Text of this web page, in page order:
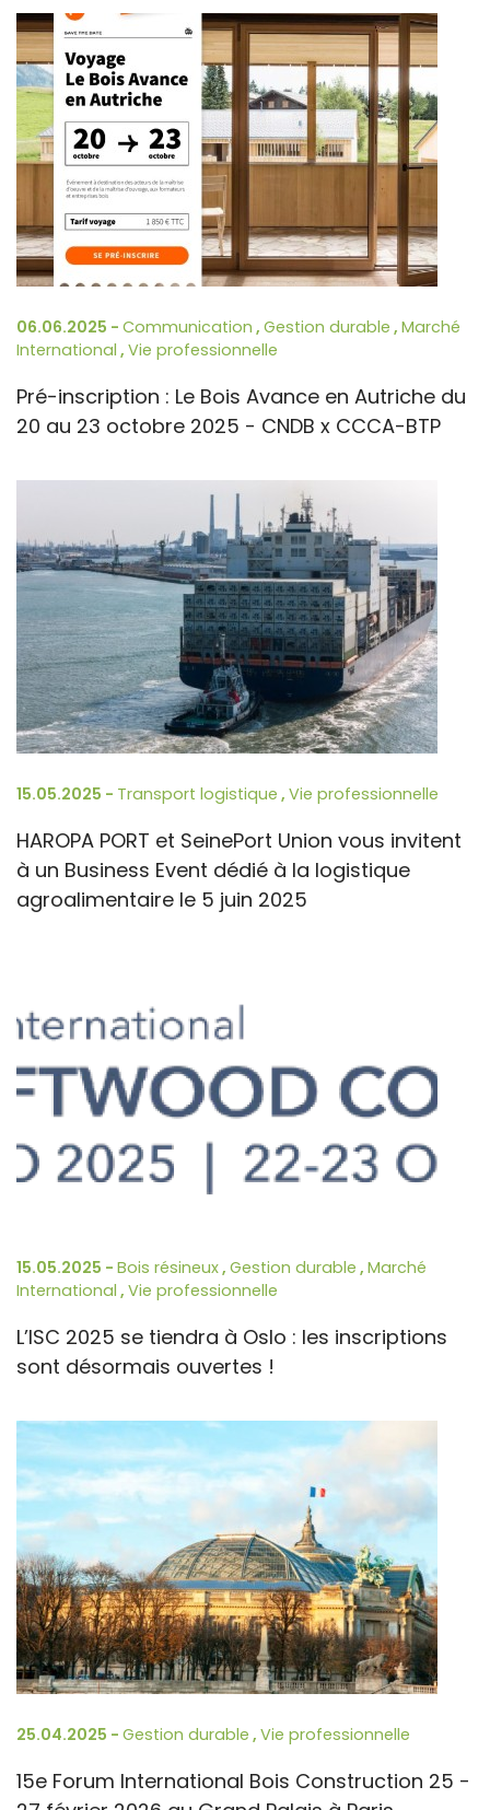
06.06.2025 - Communication , Gestion durable , Marché
International , Vie professionnelle
Pré-inscription : Le Bois Avance en Autriche du
20 au 23 octobre 2025 - CNDB x CCCA-BTP
15.05.2025 - Transport logistique , Vie professionnelle
HAROPA PORT et SeinePort Union vous invitent
à un Business Event dédié à la logistique
agroalimentaire le 5 juin 2025
15.05.2025 - Bois résineux, Gestion durable , Marché
International , Vie professionnelle
L’ISC 2025 se tiendra à Oslo : les inscriptions
sont désormais ouvertes !
25.04.2025 - Gestion durable , Vie professionnelle
15e Forum International Bois Construction 25 -